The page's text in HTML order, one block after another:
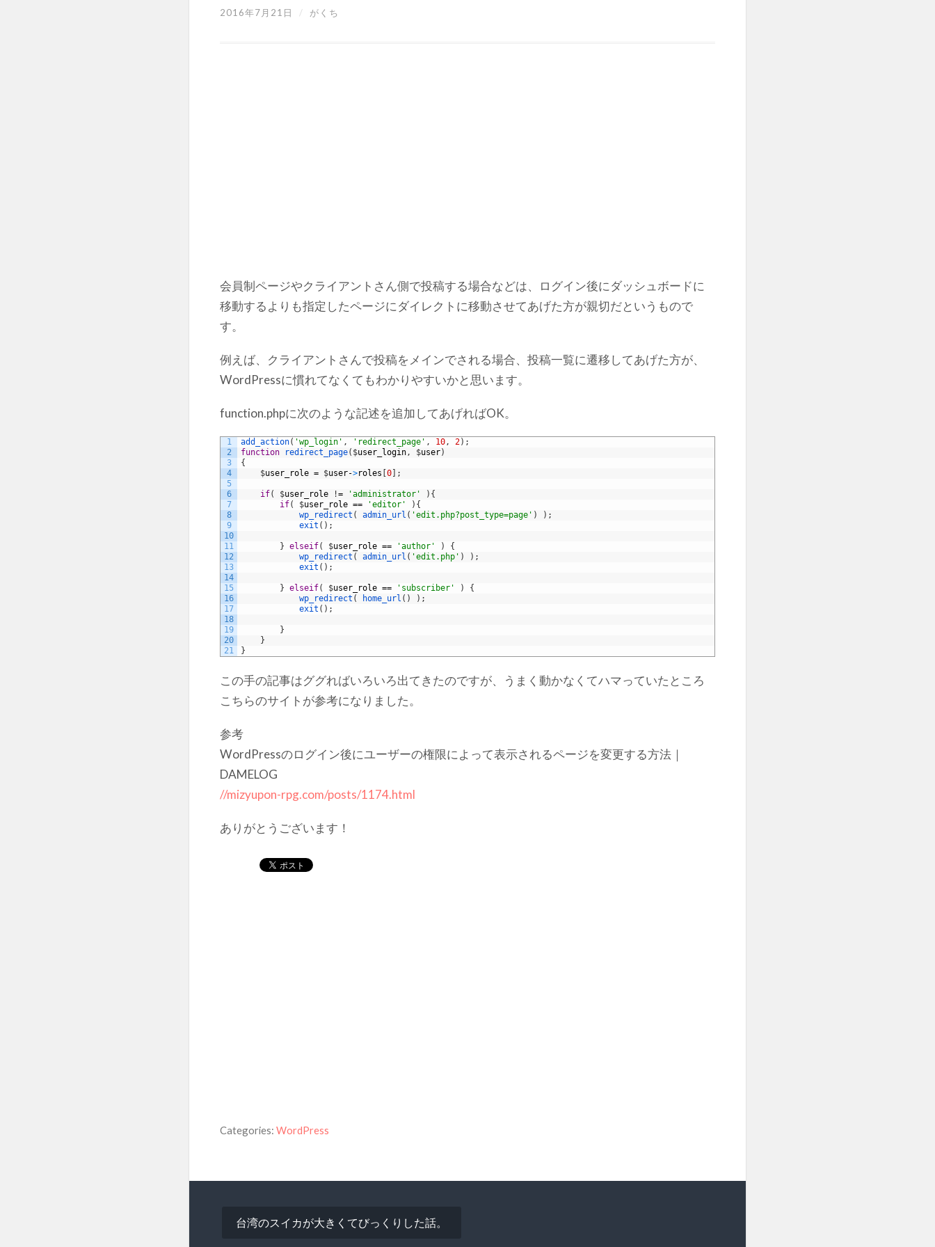
2016年7月21日 / がくち
会員制ページやクライアントさん側で投稿する場合などは、ログイン後にダッシュボードに
移動するよりも指定したページにダイレクトに移動させてあげた方が親切だというもので
す。
例えば、クライアントさんで投稿をメインでされる場合、投稿一覧に遷移してあげた方が、
WordPressに慣れてなくてもわかりやすいかと思います。
function.phpに次のような記述を追加してあげればOK。
1
2
3
4
5
6
7
8
9
10
11
12
13
14
15
16
17
18
19
20
21
add_action( 'wp_login' , 'redirect_page' , 10, 2) ;
function
redirect_page( $user_login, $user)
{
$user_role = $user->roles 0 ;
if( $user_role != 'administrator' ) {
if( $user_role == 'editor' ) {
wp_redirect ( admin_url ( 'edit.php?post_type=page' ) ) ;
exit ( ) ;
} elseif( $user_role == 'author' )
{
wp_redirect ( admin_url ( 'edit.php' ) ) ;
exit ( ) ;
} elseif( $user_role == 'subscriber' )
{
wp_redirect ( home_url ( ) ) ;
exit ( ) ;
}
}
}
この手の記事はググればいろいろ出てきたのですが、うまく動かなくてハマっていたところ
こちらのサイトが参考になりました。
参考
WordPressのログイン後にユーザーの権限によって表示されるページを変更する方法｜
DAMELOG
//mizyupon-rpg.com/posts/1174.html
ありがとうございます！
Categories: WordPress
投台湾のスイカが大きくてびっくりした話。